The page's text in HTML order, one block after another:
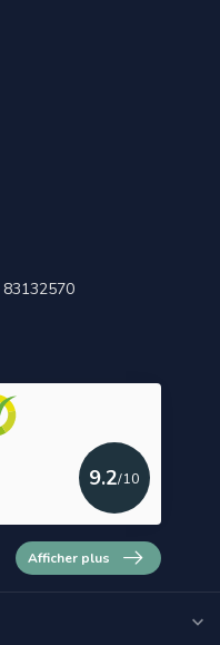
83132570
9.2/10
Afficher plus